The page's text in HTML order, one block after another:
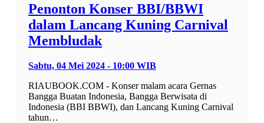
Penonton Konser BBI/BBWI
dalam Lancang Kuning Carnival
Membludak
Sabtu, 04 Mei 2024 - 10:00 WIB
RIAUBOOK.COM - Konser malam acara Gernas
Bangga Buatan Indonesia, Bangga Berwisata di
Indonesia (BBI BBWI), dan Lancang Kuning Carnival
tahun…